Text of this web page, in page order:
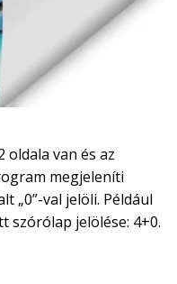
van és az
megjeleníti
„0”-val jelöli. Például
szórólap jelölése: 4+0.